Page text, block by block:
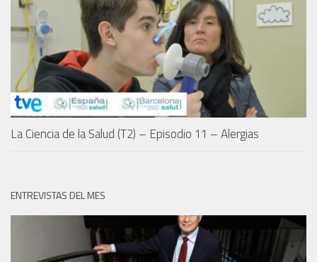
La Ciencia de la Salud (T2) – Episodio 11 – Alergias
ENTREVISTAS DEL MES